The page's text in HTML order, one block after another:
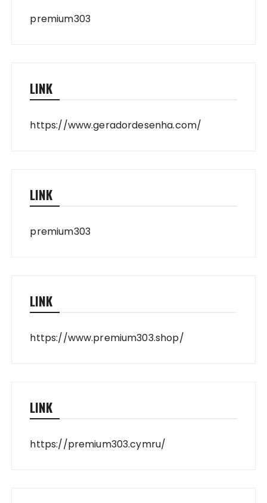
premium303
LINK
https://www.geradordesenha.com/
LINK
premium303
LINK
https://www.premium303.shop/
LINK
https://premium303.cymru/